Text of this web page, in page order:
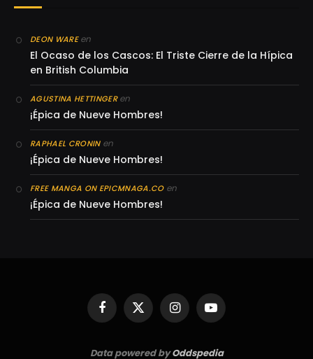
DEON WAREen
El Ocaso de los Cascos: El Triste Cierre de la Hípica
en British Columbia
AGUSTINA HETTINGERen
¡Épica de Nueve Hombres!
RAPHAEL CRONINen
¡Épica de Nueve Hombres!
FREE MANGA ON EPICMNAGA.COen
¡Épica de Nueve Hombres!
Facebook
X
(Twitter)
InstagramYouTube
Data powered byOddspedia